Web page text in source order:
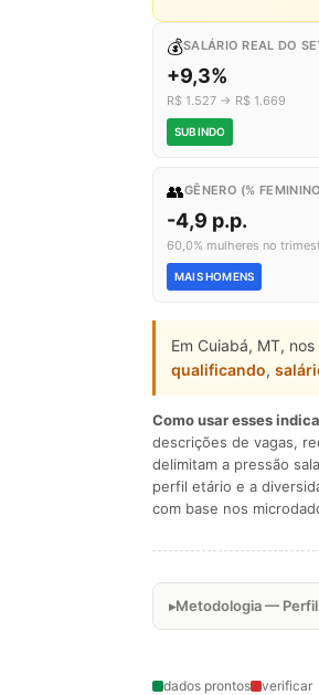
💰SALÁRIO REAL DO
+9,3%
R$ 1.527 → R$ 1.669
SUBINDO
👥GÊNERO (%
-4,9 p.p.
60,0% mulheres no
MAIS HOMENS
Em Cuiabá, MT,
qualificando,
Como usar esses
descrições de vagas,
delimitam a pressão
perfil etário e a
com base nos
Metodologia —
dados prontos verificar